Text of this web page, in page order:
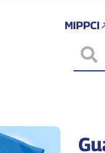
MIPPCI